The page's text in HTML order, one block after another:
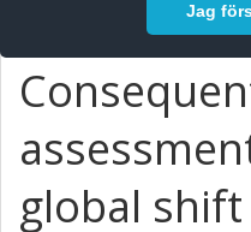
Jag
global